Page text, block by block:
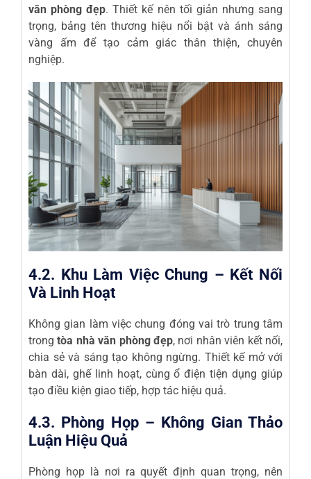
văn phòng đẹp. Thiết kế nên tối giản nhưng sang
trọng, bảng tên thương hiệu nổi bật và ánh sáng
vàng ấm để tạo cảm giác thân thiện, chuyên
nghiệp.
4.2. Khu Làm Việc Chung – Kết Nối
Và Linh Hoạt
Không gian làm việc chung đóng vai trò trung tâm
trongtòa nhà văn phòng đẹp, nơi nhân viên kết nối,
chia sẻ và sáng tạo không ngừng. Thiết kế mở với
bàn dài, ghế linh hoạt, cùng ổ điện tiện dụng giúp
tạo điều kiện giao tiếp, hợp tác hiệu quả.
4.3. Phòng Họp – Không Gian Thảo
Luận Hiệu Quả
Phòng họp là nơi ra quyết định quan trọng, nên